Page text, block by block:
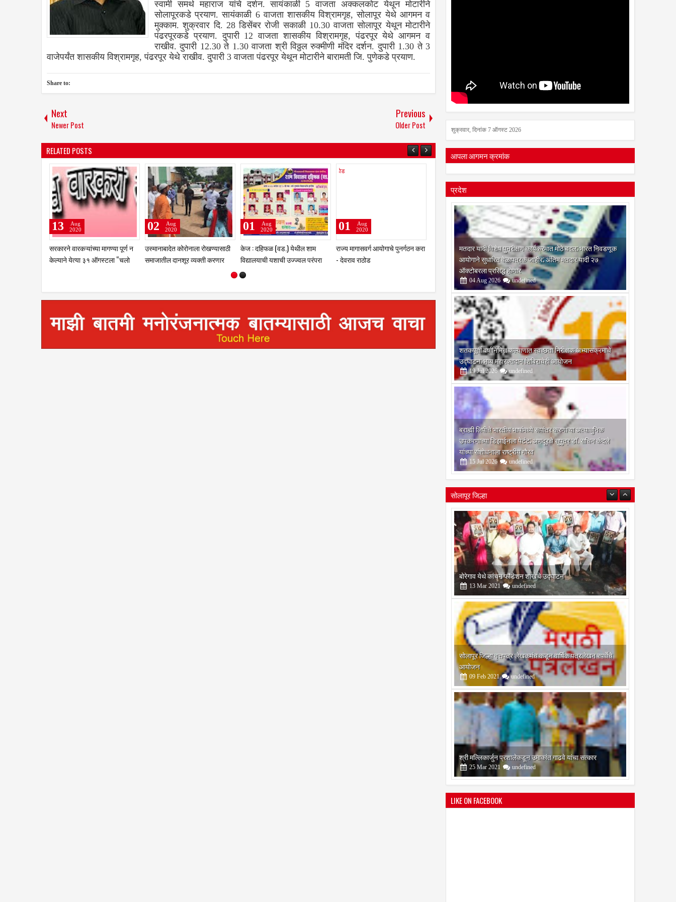
स्वामी समर्थ महाराज यांचे दर्शन. सायंकाळी 5 वाजता अक्कलकोट येथून मोटारीने
सोलापूरकडे प्रयाण. सायंकाळी 6 वाजता शासकीय विश्रामगृह, सोलापूर येथे आगमन व
मुक्काम. शुक्रवार दि. 28 डिसेंबर रोजी सकाळी 10.30 वाजता सोलापूर येथून मोटारीने
पंढरपूरकडे प्रयाण. दुपारी 12 वाजता शासकीय विश्रामगृह, पंढरपूर येथे आगमन व
राखीव. दुपारी 12.30 ते 1.30 वाजता श्री विठ्ठल रुक्मीणी मंदिर दर्शन. दुपारी 1.30 ते 3
वाजेपर्यंत शासकीय विश्रामगृह, पंढरपूर येथे राखीव. दुपारी 3 वाजता पंढरपूर येथून मोटारीने बारामती जि. पुणेकडे प्रयाण.
Share to:
Next
Newer Post
Previous
Older Post
RELATED POSTS
सरकारने वारकऱ्यांच्या मागण्या पूर्ण न
केल्याने येत्या ३१ ऑगस्टला “चलो
13
Aug
2020
उस्मानाबादेत कोरोनाला रोखण्यासाठी
समाजातील दानशूर व्यक्ती करणार
02
Aug
2020
केज : दहिफळ (वड.) येथील शाम
विद्यालयाची यशाची उज्ज्वल परंपरा
कायम
01
Aug
2020
राज्य मागासवर्ग आयोगाचे पुनर्गठन करा
- देवराव राठोड
01
Aug
2020
माजी मुख्यमंत्री वसंतराव नाईक यांना
भारतरत्न देण्याची बंजारा मिशनची
Aug
१२ हजार ५३८ पदांची भरती प्रक्रिया
डिसेंबरपर्यंत पूर्ण करणार – गृहमंत्री
अनिल देशमुख
18
Jul
2020
शुक्रवार, दिनांक 7 ऑगस्ट 2026
आपला आगमन क्रमांक
प्रदेश
मतदार यादी विशेष पुनरीक्षण कार्यक्रमात मोठे बदल; भारत निवडणूक
आयोगाने सुधारित वेळापत्रक जाहीर; अंतिम मतदार यादी २७
ऑक्टोबरला प्रसिद्ध होणार
04 Aug 2026 undefined
शतकपूर्ती वर्षानिमित्त कल्याणात स्वच्छता निरीक्षक अभ्यासक्रमाचे
उद्घाटन; भव्य महारक्तदान शिबिराचेही आयोजन
19 Jul 2026 undefined
ब्राह्मी लिपीचे भारतीय भाषांमध्ये रूपांतर करणाऱ्या अत्याधुनिक
उपकरणाच्या डिझाईनला पेटंट; अणदूरचे सुपुत्र डॉ. सचिन कंदले
यांच्या संशोधनाला राष्ट्रीय गौरव
15 Jul 2026 undefined
सोलापूर जिल्हा
बोरेगाव येथे कांचन फौंडेशन शाखेचे उद्घाटन
13 Mar 2021 undefined
सोलापूर जिल्हा वृत्तपत्र लेखकमंच कडून वार्षिक पत्रलेखन स्पर्धेचे
आयोजन
09 Feb 2021 undefined
श्री मल्लिकार्जुन प्रशालेकडून उमाकांत गाढवे यांचा सत्कार
25 Mar 2021 undefined
LIKE ON FACEBOOK